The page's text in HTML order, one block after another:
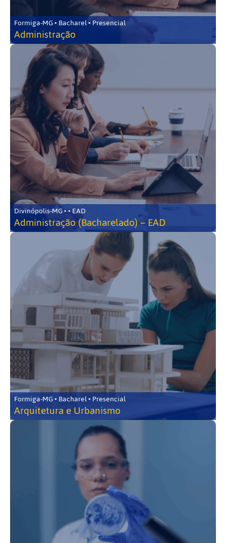
Formiga-MG • Bacharel • Presencial
Administração
Divinópolis-MG • • EAD
Administração (Bacharelado) – EAD
Formiga-MG • Bacharel • Presencial
Arquitetura e Urbanismo